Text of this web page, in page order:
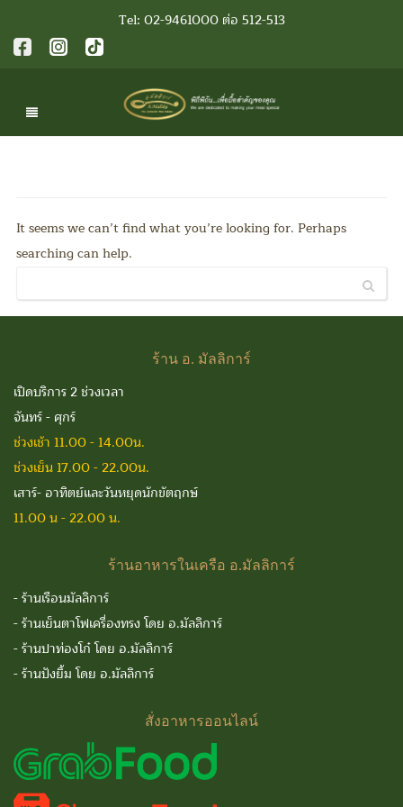
Tel: 02-9461000 ต่อ 512-513
It seems we can’t find what you’re looking for. Perhaps
searching can help.
ร้าน อ. มัลลิการ์
เปิดบริการ 2 ช่วงเวลา
จันทร์ - ศุกร์
ช่วงเช้า 11.00 - 14.00น.
ช่วงเย็น 17.00 - 22.00น.
เสาร์- อาทิตย์และวันหยุดนักขัตฤกษ์
11.00 น - 22.00 น.
ร้านอาหารในเครือ อ.มัลลิการ์
-ร้านเรือนมัลลิการ์
-ร้านเย็นตาโฟเครื่องทรง โดย อ.มัลลิการ์
-ร้านปาท่องโก๋ โดย อ.มัลลิการ์
-ร้านปังยิ้ม โดย อ.มัลลิการ์
สั่งอาหารออนไลน์